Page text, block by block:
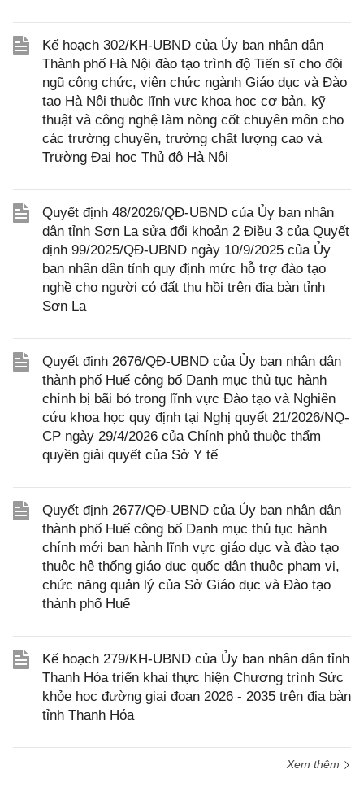
Kế hoạch 302/KH-UBND của Ủy ban nhân dân
Thành phố Hà Nội đào tạo trình độ Tiến sĩ cho đội
ngũ công chức, viên chức ngành Giáo dục và Đào
tạo Hà Nội thuộc lĩnh vực khoa học cơ bản, kỹ
thuật và công nghệ làm nòng cốt chuyên môn cho
các trường chuyên, trường chất lượng cao và
Trường Đại học Thủ đô Hà Nội
Quyết định 48/2026/QĐ-UBND của Ủy ban nhân
dân tỉnh Sơn La sửa đổi khoản 2 Điều 3 của Quyết
định 99/2025/QĐ-UBND ngày 10/9/2025 của Ủy
ban nhân dân tỉnh quy định mức hỗ trợ đào tạo
nghề cho người có đất thu hồi trên địa bàn tỉnh
Sơn La
Quyết định 2676/QĐ-UBND của Ủy ban nhân dân
thành phố Huế công bố Danh mục thủ tục hành
chính bị bãi bỏ trong lĩnh vực Đào tạo và Nghiên
cứu khoa học quy định tại Nghị quyết 21/2026/NQ-
CP ngày 29/4/2026 của Chính phủ thuộc thẩm
quyền giải quyết của Sở Y tế
Quyết định 2677/QĐ-UBND của Ủy ban nhân dân
thành phố Huế công bố Danh mục thủ tục hành
chính mới ban hành lĩnh vực giáo dục và đào tạo
thuộc hệ thống giáo dục quốc dân thuộc phạm vi,
chức năng quản lý của Sở Giáo dục và Đào tạo
thành phố Huế
Kế hoạch 279/KH-UBND của Ủy ban nhân dân tỉnh
Thanh Hóa triển khai thực hiện Chương trình Sức
khỏe học đường giai đoạn 2026 - 2035 trên địa bàn
tỉnh Thanh Hóa
Xem thêm